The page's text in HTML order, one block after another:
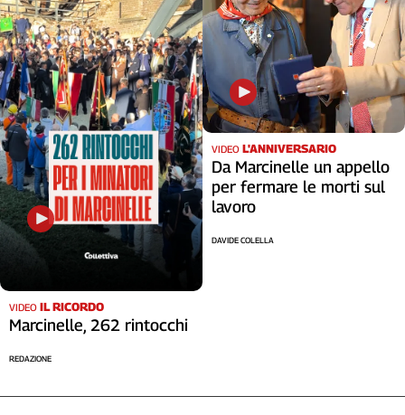
VIDEO IL RICORDO
Marcinelle, 262 rintocchi
REDAZIONE
VIDEO L'ANNIVERSARIO
Da Marcinelle un appello
per fermare le morti sul
lavoro
DAVIDE COLELLA